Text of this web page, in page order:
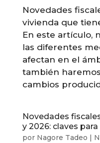
Novedades
vivienda que
En este artículo,
las diferentes
afectan en el
también
cambios
Novedades
y 2026: claves
por Nagore Tadeo |